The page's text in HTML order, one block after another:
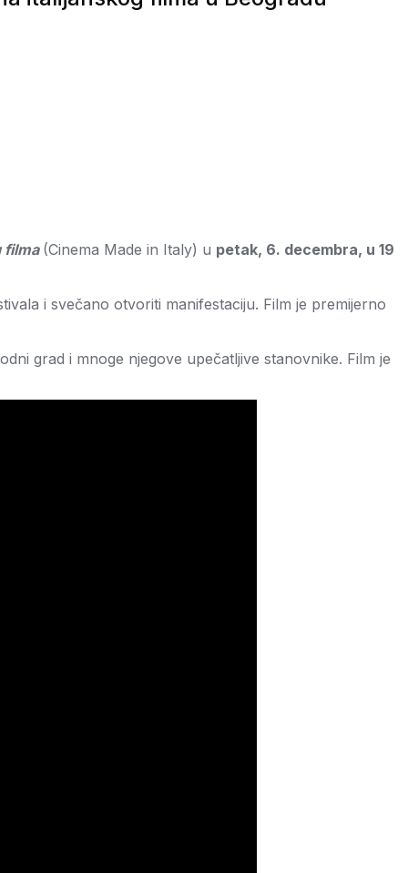
filma (Cinema Made in Italy) u petak, 6. decembra, u 19
i svečano otvoriti manifestaciju. Film je premijerno
grad i mnoge njegove upečatljive stanovnike. Film je